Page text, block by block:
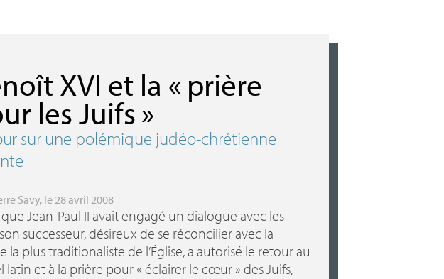
XVI et la « prière
les Juifs»
sur une polémique judéo-chrétienne
Savy, le 28 avril 2008
Jean-Paul II avait engagé un dialogue avec les
successeur, désireux de se réconcilier avec la
la plus traditionaliste de l’Église, a autorisé le retour au
latin et à la prière pour « éclairer le cœur» des Juifs,